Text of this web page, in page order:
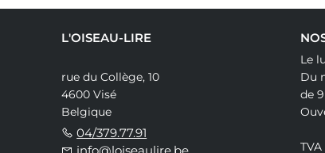
L'OISEAU-LIRE
rue du Collège, 10
4600 Visé
Belgique
04/379.77.91
Le
Du
de